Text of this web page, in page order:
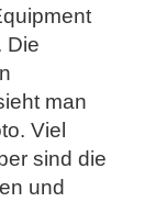
Die
man
Viel
sind die
und